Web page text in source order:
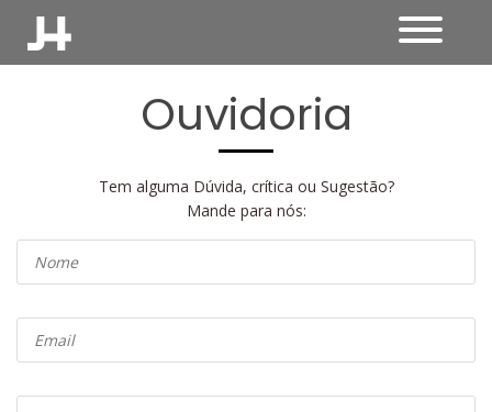
Ouvidoria
Tem alguma Dúvida, crítica ou Sugestão?
Mande para nós: